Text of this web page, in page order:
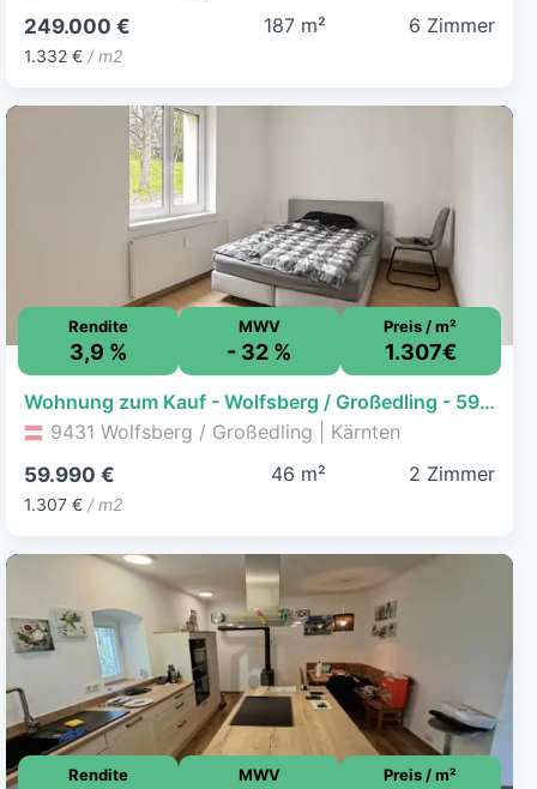
249.000 €
1.332 € / m2
187 m² 6 Zimmer
Rendite
3,9 %
MWV
- 32 %
Preis / m²
1.307€
Wohnung zum Kauf - Wolfsberg / Großedling - 59.990 € - 2 Zimmer, 45,9 m², EG
9431 Wolfsberg / Großedling | Kärnten
59.990 €
1.307 € / m2
46 m² 2 Zimmer
Rendite MWV Preis / m²